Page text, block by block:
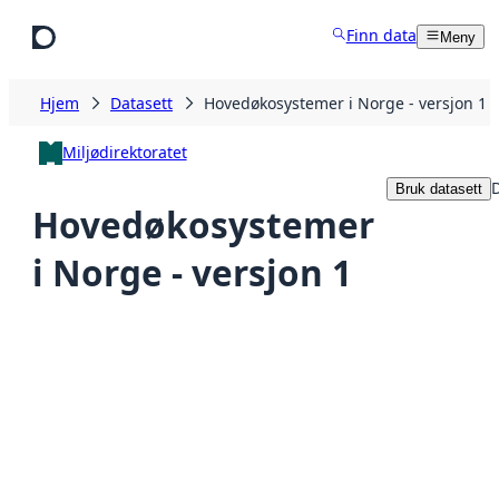
Finn data Meny
Hjem Datasett Hovedøkosystemer i Norge - versjon 1
Miljødirektoratet
Hovedøkosystemer
i Norge - versjon 1
Bruk datasett